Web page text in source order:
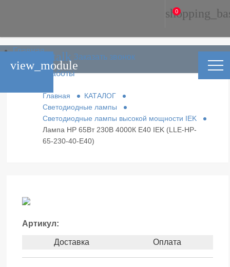
phone_in_talk Заказать звонок
Главная
Каталог
Условия работы
0
Главная
КАТАЛОГ
Светодиодные лампы
Светодиодные лампы высокой мощности IEK
Лампа HP 65Вт 230В 4000К E40 IEK (LLE-HP-
65-230-40-E40)
Артикул:
Доставка Оплата
view_module